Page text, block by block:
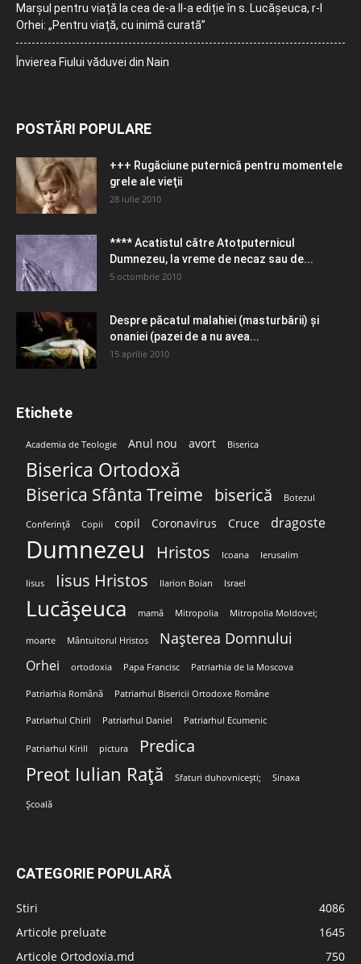
Marșul pentru viață la cea de-a II-a ediție în s. Lucășeuca, r-l
Orhei: „Pentru viață, cu inimă curată”
Învierea Fiului văduvei din Nain
POSTĂRI POPULARE
+++ Rugăciune puternică pentru momentele
grele ale vieţii
28 iulie 2010
**** Acatistul către Atotputernicul
Dumnezeu, la vreme de necaz sau de...
5 octombrie 2010
Despre păcatul malahiei (masturbării) şi
onaniei (pazei de a nu avea...
15 aprilie 2010
Etichete
Academia de Teologie Anul nou avort Biserica
Biserica Ortodoxă
Biserica Sfânta Treime biserică Botezul
Conferință Copii copil Coronavirus Cruce dragoste
Dumnezeu Hristos Icoana Ierusalim
Iisus Iisus Hristos Ilarion Boian Israel
Lucășeuca mamă Mitropolia Mitropolia Moldovei;
moarte Mântuitorul Hristos Nașterea Domnului
Orhei ortodoxia Papa Francisc Patriarhia de la Moscova
Patriarhia Română Patriarhul Bisericii Ortodoxe Române
Patriarhul Chiril Patriarhul Daniel Patriarhul Ecumenic
Patriarhul Kirill pictura Predica
Preot Iulian Rață Sfaturi duhovnicești; Sinaxa
Școală
CATEGORIE POPULARĂ
Stiri
4086
Articole preluate
1645
Articole Ortodoxia.md
750